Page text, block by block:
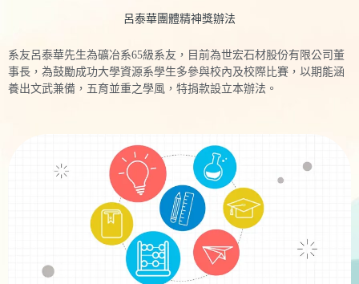
呂泰華團體精神獎辦法
系友呂泰華先生為礦冶系65級系友，目前為世宏石材股份有限公司董
事長，為鼓勵成功大學資源系學生多參與校內及校際比賽，以期能涵
養出文武兼備，五育並重之學風，特捐款設立本辦法。